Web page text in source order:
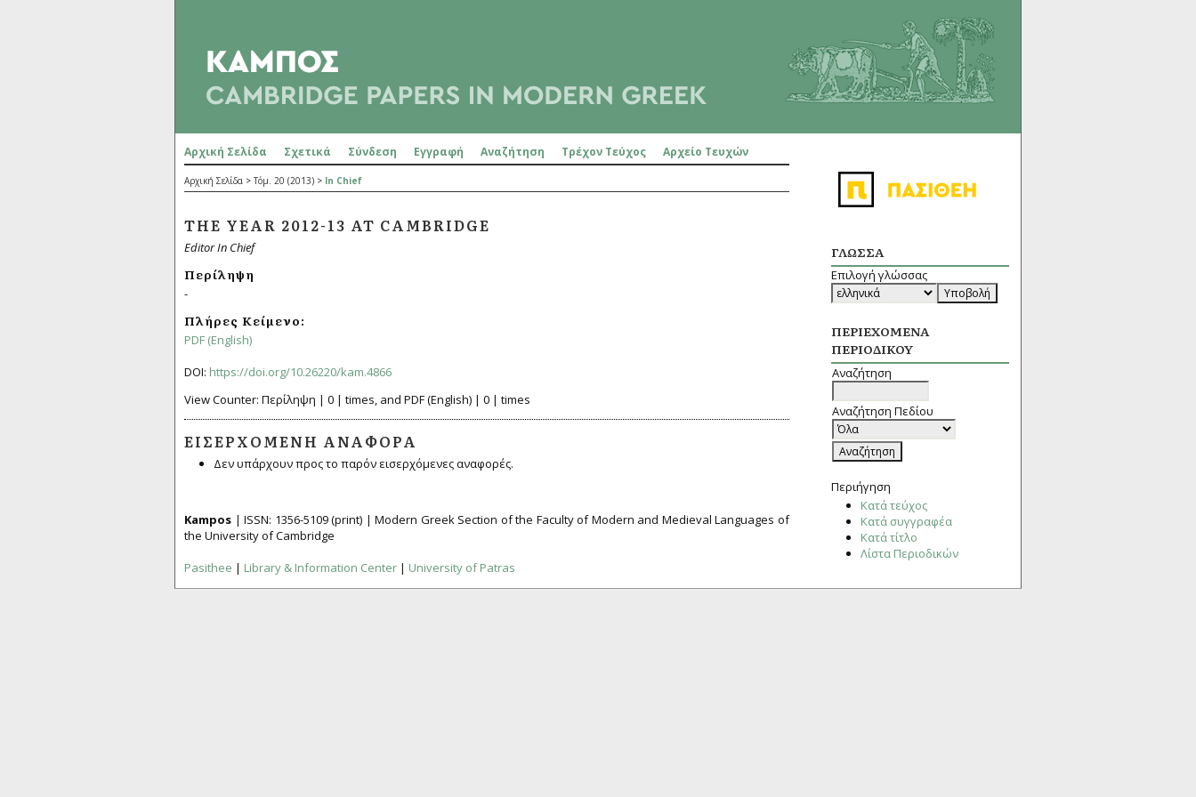
ΓΛΏΣΣΑ
Επιλογή γλώσσας
ΠΕΡΙΕΧΌΜΕΝΑ
ΠΕΡΙΟΔΙΚΟΎ
Αναζήτηση
Αναζήτηση Πεδίου
Περιήγηση
Κατά τεύχος
Κατά συγγραφέα
Κατά τίτλο
Λίστα Περιοδικών
Αρχική Σελίδα Σχετικά Σύνδεση Εγγραφή Αναζήτηση Τρέχον Τεύχος Αρχείο Τευχών
Αρχική Σελίδα >Τόμ. 20 (2013) > In Chief
THE YEAR 2012-13 AT CAMBRIDGE
Editor In Chief
Περίληψη
-
Πλήρες Κείμενο:
PDF (English)
DOI: https://doi.org/10.26220/kam.4866
View Counter: Περίληψη | 0 | times, and PDF (English) | 0 | times
ΕΙΣΕΡΧΌΜΕΝΗ ΑΝΑΦΟΡΆ
Δεν υπάρχουν προς το παρόν εισερχόμενες αναφορές.
Kampos | ISSN: 1356­-5109(print) | Modern Greek Section of the Faculty of Modern and Medieval Languages of
the University of Cambridge
Pasithee | Library & Information Center | University of Patras